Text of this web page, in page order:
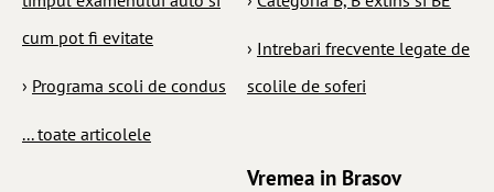
cum pot fi evitate
› Programa scoli de condus
... toate articolele
› Intrebari frecvente legate de
scolile de soferi
Vremea in Brasov